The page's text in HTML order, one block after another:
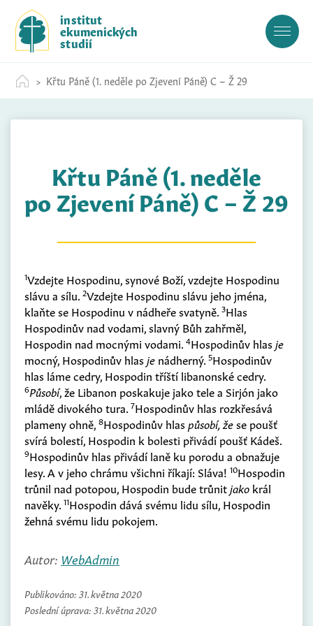
c
institut
ekumenických
studií
Křtu Páně (1. neděle po Zjevení Páně) C – Ž 29
Křtu Páně (1. neděle
po Zjevení Páně) C – Ž 29
1Vzdejte Hospodinu, synové Boží, vzdejte Hospodinu
slávu a sílu. 2Vzdejte Hospodinu slávu jeho jména,
klaňte se Hospodinu v nádheře svatyně. 3Hlas
Hospodinův nad vodami, slavný Bůh zahřměl,
Hospodin nad mocnými vodami. 4Hospodinův hlasje
mocný, Hospodinův hlasje nádherný. 5Hospodinův
hlas láme cedry, Hospodin tříští libanonské cedry.
6Působí, že Libanon poskakuje jako tele a Sirjón jako
mládě divokého tura. 7Hospodinův hlas rozkřesává
plameny ohně, 8Hospodinův hlaspůsobí, žese poušť
svírá bolestí, Hospodin k bolesti přivádí poušť Kádeš.
9Hospodinův hlas přivádí laně ku porodu a obnažuje
lesy. A v jeho chrámu všichni říkají: Sláva! 10Hospodin
trůnil nad potopou, Hospodin bude trůnitjako král
navěky. 11Hospodin dává svému lidu sílu, Hospodin
žehná svému lidu pokojem.
Autor: WebAdmin
Publikováno: 31. května 2020
Poslední úprava: 31. května 2020